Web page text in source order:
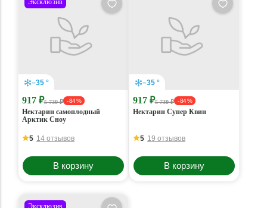
Эксклюзив
–35 °
917 ₽5 730 ₽ - 84 %
Нектарин самоплодный
Арктик Сноу
5 14 отзывов
В корзину
–35 °
917 ₽5 730 ₽ - 84 %
Нектарин Супер Квин
5 19 отзывов
В корзину
Эксклюзив